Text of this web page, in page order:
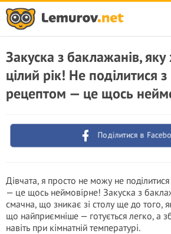
Закуска з баклажанів, яку
цілий рік! Не поділитися
рецептом — це щось
Поділитися в
Дівчата, я просто не можу не
— це щось неймовірне! Закуска з
смачна, що зникає зі столу ще до того,
що найприємніше — готується легко, а
навіть при кімнатній температурі.